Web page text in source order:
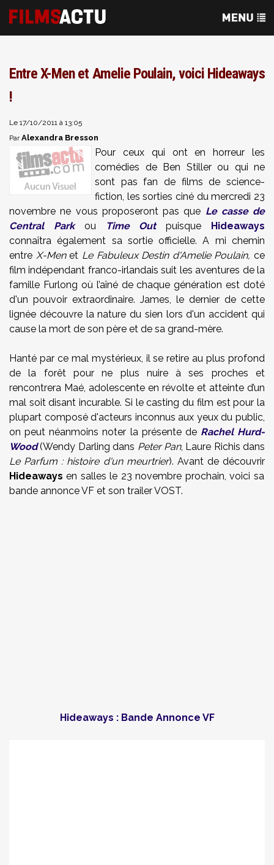
Entre X-Men et Amelie Poulain, voici Hideaways
!
Le 17/10/2011 à 13:05
ParAlexandra Bresson
Pour ceux qui ont en horreur les
comédies de Ben Stiller ou qui ne
sont pas fan de films de science-
fiction, les sorties ciné du mercredi 23
novembre ne vous proposeront pas que Le casse de
Central Parkou Time Out puisque Hideaways
connaîtra également sa sortie officielle. A mi chemin
entre X-Menet Le Fabuleux Destin d'Amelie Poulain, ce
film indépendant franco-irlandais suit les aventures de la
famille Furlong où l’aîné de chaque génération est doté
d'un pouvoir extraordinaire. James, le dernier de cette
lignée découvre la nature du sien lors d'un accident qui
cause la mort de son père et de sa grand-mère.
Hanté par ce mal mystérieux, il se retire au plus profond
de la forêt pour ne plus nuire à ses proches et
rencontrera Maé, adolescente en révolte et atteinte d’un
mal soit disant incurable. Si le casting du film est pour la
plupart composé d'acteurs inconnus aux yeux du public,
on peut néanmoins noter la présente de Rachel Hurd-
Wood(Wendy Darling dans Peter Pan, Laure Richis dans
Le Parfum : histoire d'un meurtrier). Avant de découvrir
Hideawaysen salles le 23 novembre prochain, voici sa
bande annonce VF et son trailer VOST.
Hideaways : Bande Annonce VF